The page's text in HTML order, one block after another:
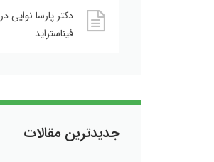
دکتر پارسا نواییدر
فیناستراید
جدیدترین مقالات